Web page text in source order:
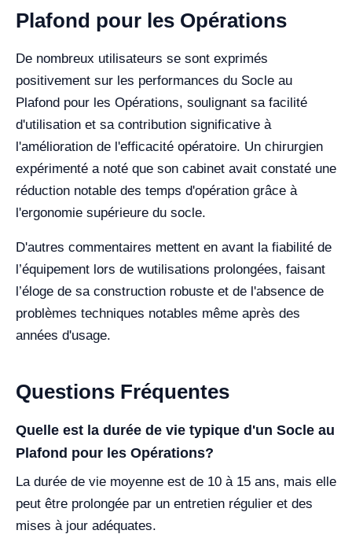
Plafond pour les Opérations
De nombreux utilisateurs se sont exprimés
positivement sur les performances du Socle au
Plafond pour les Opérations, soulignant sa facilité
d'utilisation et sa contribution significative à
l'amélioration de l'efficacité opératoire. Un chirurgien
expérimenté a noté que son cabinet avait constaté une
réduction notable des temps d'opération grâce à
l'ergonomie supérieure du socle.
D'autres commentaires mettent en avant la fiabilité de
l’équipement lors de wutilisations prolongées, faisant
l’éloge de sa construction robuste et de l'absence de
problèmes techniques notables même après des
années d'usage.
Questions Fréquentes
Quelle est la durée de vie typique d'un Socle au
Plafond pour les Opérations?
La durée de vie moyenne est de 10 à 15 ans, mais elle
peut être prolongée par un entretien régulier et des
mises à jour adéquates.